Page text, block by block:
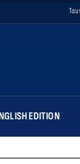
EDITION